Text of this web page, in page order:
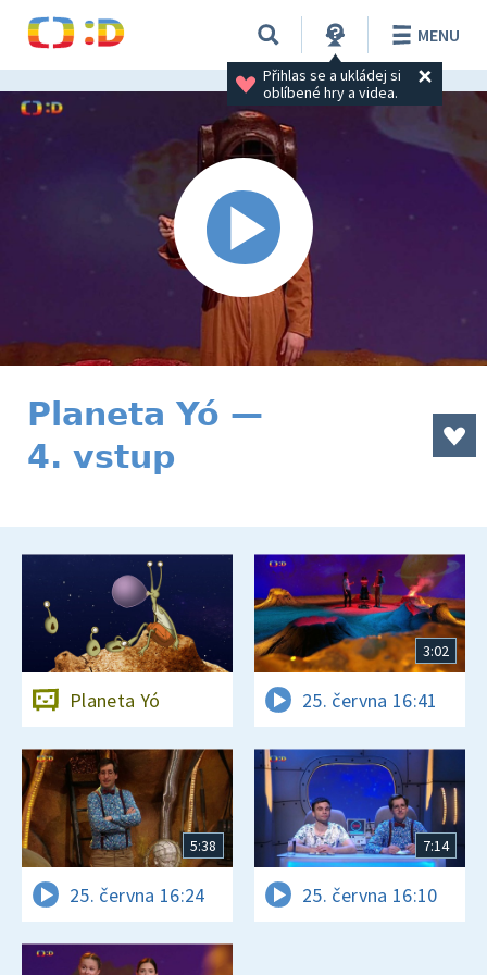
Přihlas se a ukládej si
oblíbené hry a videa.
MENU
Planeta Yó —
4. vstup
Planeta Yó
3:02
25. června 16:41
5:38
25. června 16:24
7:14
25. června 16:10